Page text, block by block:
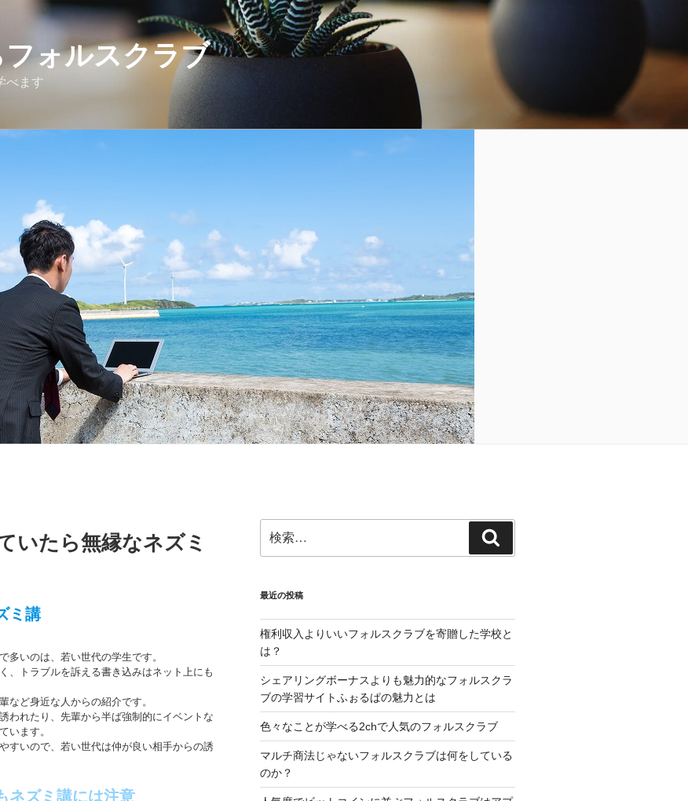
ォルスクラブ
べます
いたら無縁なネズミ
ミ講
多いのは、若い世代の学生です。
、トラブルを訴える書き込みはネット上にも
など身近な人からの紹介です。
われたり、先輩から半ば強制的にイベントな
います。
すいので、若い世代は仲が良い相手からの誘
ネズミ講には注意
索:
索
最近の投稿
権利収入よりいいフォルスクラブを寄贈した学校と
は？
シェアリングボーナスよりも魅力的なフォルスクラ
ブの学習サイトふぉるぱの魅力とは
色々なことが学べる2chで人気のフォルスクラブ
マルチ商法じゃないフォルスクラブは何をしている
のか？